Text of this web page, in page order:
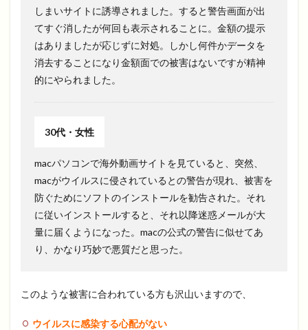
しまいサイトに誘導されました。すると警告画面が出
てすぐ消したが何回も表示されることに。金額の提示
はありましたが応じずに対処。しかし何件かデータを
消去することになり金額面での被害はないですが精神
的にやられました。
30代・女性
macパソコンで海外動画サイトを見ていると、突然、
macがウイルスに侵されているとの警告が現れ、被害を
防ぐためにソフトのインストールを勧告された。それ
に従いインストールすると、それ以降迷惑メールが大
量に届くようになった。macの公式の警告に似せてあ
り、かなり巧妙で悪質だと思った。
このような被害に合われている方も沢山いますので、
ウイルスに感染する心配がない